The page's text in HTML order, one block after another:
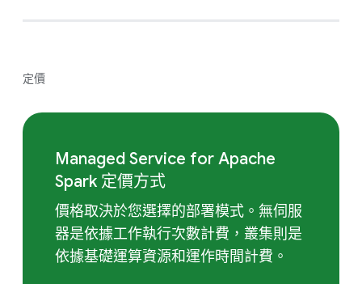
定價
Managed Service for Apache
Spark 定價方式
價格取決於您選擇的部署模式。無伺服
器是依據工作執行次數計費，叢集則是
依據基礎運算資源和運作時間計費。